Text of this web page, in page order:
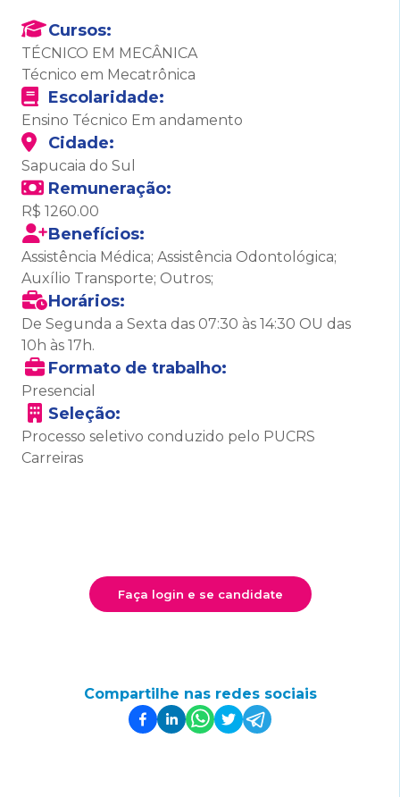
Cursos:
TÉCNICO EM MECÂNICA
Técnico em Mecatrônica
Escolaridade:
Ensino Técnico Em andamento
Cidade:
Sapucaia do Sul
Remuneração:
R$ 1260.00
Benefícios:
Assistência Médica; Assistência Odontológica;
Auxílio Transporte; Outros;
Horários:
De Segunda a Sexta das 07:30 às 14:30 OU das
10h às 17h.
Formato de trabalho:
Presencial
Seleção:
Processo seletivo conduzido pelo PUCRS
Carreiras
Faça login e se candidate
Compartilhe nas redes sociais